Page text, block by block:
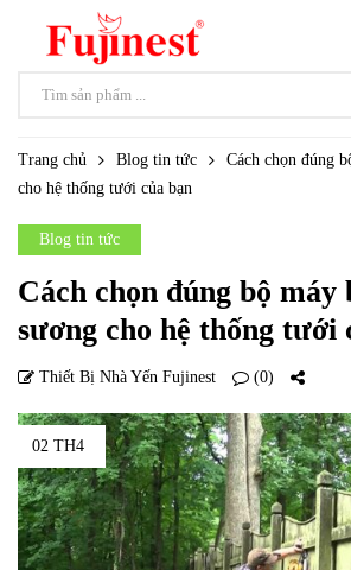
Trang chủ Blog tin tức
Cách chọn đúng
cho hệ thống tưới của bạn
Blog tin tức
Cách chọn đúng bộ máy
sương cho hệ thống tưới
Thiết Bị Nhà Yến Fujinest (0)
02 TH4